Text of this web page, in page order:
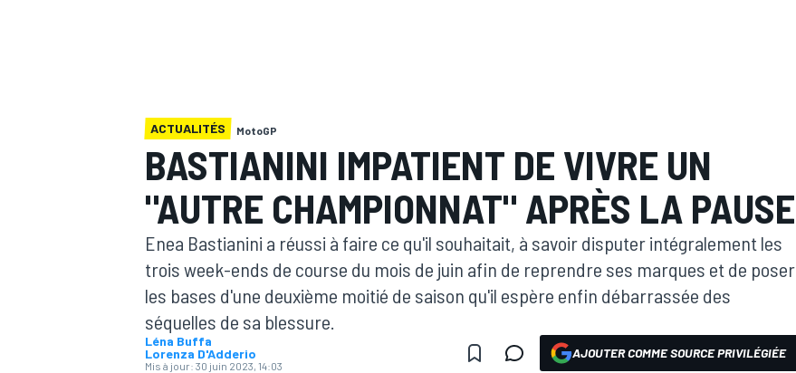
MOTOGP
ACTUALITÉS MotoGP
BASTIANINI IMPATIENT DE VIVRE UN
"AUTRE CHAMPIONNAT" APRÈS LA PAUSE
Enea Bastianini a réussi à faire ce qu'il souhaitait, à savoir disputer intégralement les
trois week-ends de course du mois de juin afin de reprendre ses marques et de poser
les bases d'une deuxième moitié de saison qu'il espère enfin débarrassée des
séquelles de sa blessure.
Léna Buffa
Lorenza D'Adderio
Mis à jour: 30 juin 2023, 14:03
AJOUTER COMME SOURCE PRIVILÉGIÉE